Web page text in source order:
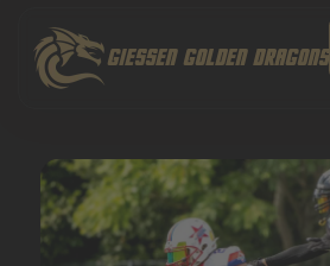
Inhalt
springen
GIESSEN GOLDEN DRAGONS